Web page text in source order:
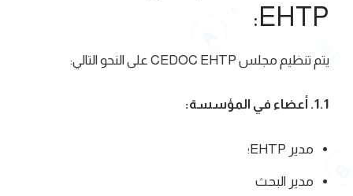
EHTP:
يتم تنظيم مجلس CEDOC EHTP على النحو التالي:
1.1. أعضاء في المؤسسة:
مدير EHTP؛
مدير البحث